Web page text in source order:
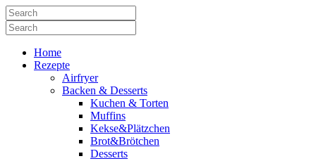
Home
Rezepte
Airfryer
Backen & Desserts
Kuchen & Torten
Muffins
Kekse&Plätzchen
Brot&Brötchen
Desserts